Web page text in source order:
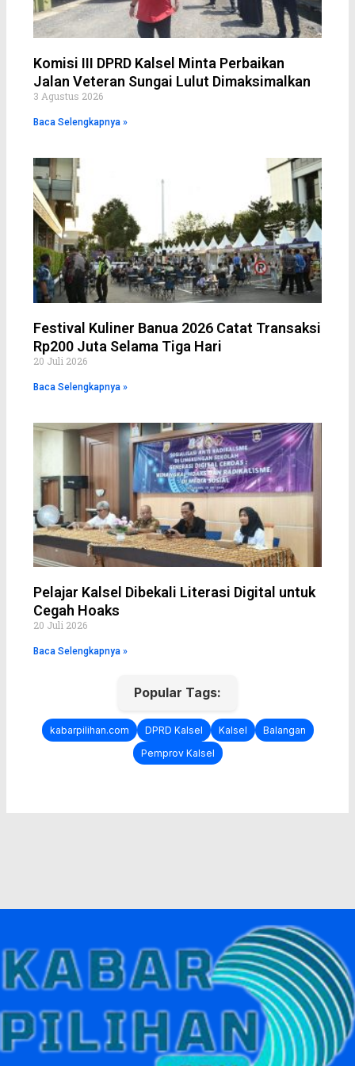
Komisi III DPRD Kalsel Minta Perbaikan
Jalan Veteran Sungai Lulut Dimaksimalkan
3 Agustus 2026
Baca Selengkapnya »
Festival Kuliner Banua 2026 Catat Transaksi
Rp200 Juta Selama Tiga Hari
20 Juli 2026
Baca Selengkapnya »
Pelajar Kalsel Dibekali Literasi Digital untuk
Cegah Hoaks
20 Juli 2026
Baca Selengkapnya »
Popular Tags:
kabarpilihan.com DPRD Kalsel Kalsel
Balangan
Pemprov Kalsel